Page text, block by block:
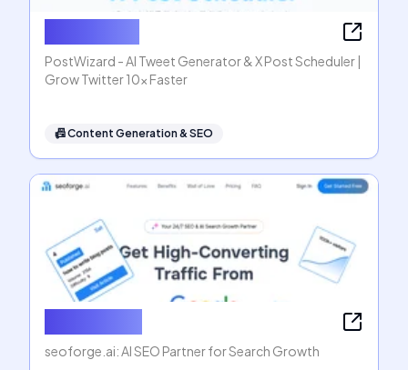
PostWizard - AI Tweet Generator & X Post Scheduler |
Grow Twitter 10x Faster
📠Content Generation & SEO
seoforge.ai: AI SEO Partner for Search Growth